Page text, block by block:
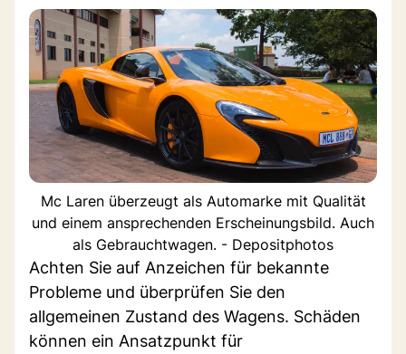
Mc Laren überzeugt als Automarke mit Qualität
und einem ansprechenden Erscheinungsbild. Auch
als Gebrauchtwagen. - Depositphotos
Achten Sie auf Anzeichen für bekannte
Probleme und überprüfen Sie den
allgemeinen Zustand des Wagens. Schäden
können ein Ansatzpunkt für